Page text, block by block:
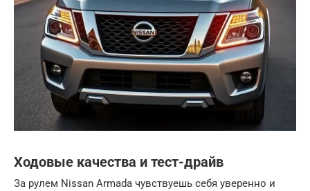
Ходовые качества и тест-драйв
За рулем Nissan Armada чувствуешь себя уверенно и